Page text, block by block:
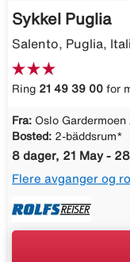
Sykkel Puglia
Salento, Puglia,
Ring 21 49 39 00 for
Fra: Oslo Gardermoen
Bosted: 2-bäddsrum*
8 dager, 21 May -
Flere avganger og